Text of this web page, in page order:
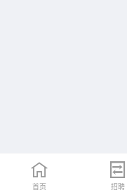
首页 招聘